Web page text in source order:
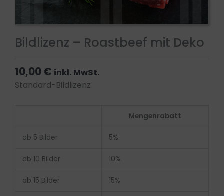
Bildlizenz – Roastbeef mit Deko
10,00€ inkl. MwSt.
Standard-Bildlizenz
Mengenrabatt
ab 5 Bilder 5%
ab 10 Bilder 10%
ab 15 Bilder 15%
Roastbeef
Deko